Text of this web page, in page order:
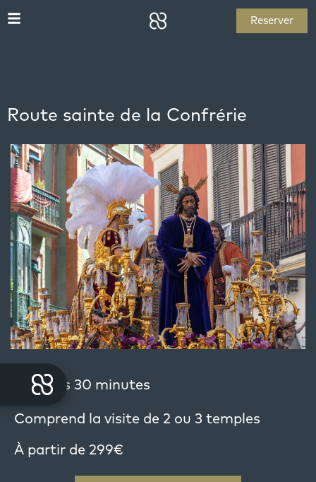
Reserver
Route sainte de la Confrérie
2 heures 30 minutes
Comprend la visite de 2 ou 3 temples
À partir de 299€